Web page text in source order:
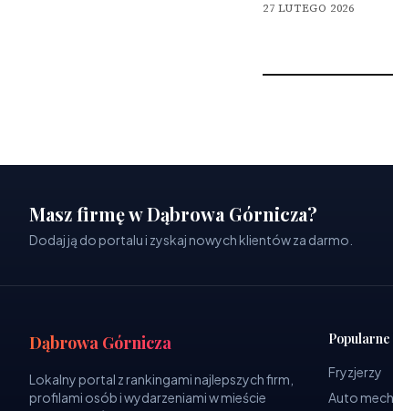
27 LUTEGO 2026
Masz firmę w Dąbrowa Górnicza?
Dodaj ją do portalu i zyskaj nowych klientów za darmo.
Dąbrowa Górnicza
Lokalny portal z rankingami najlepszych firm,
profilami osób i wydarzeniami w mieście
Fryzjerzy
Auto